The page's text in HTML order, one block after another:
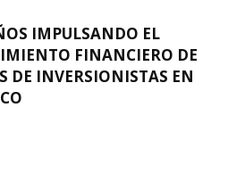
IMPULSANDO EL
FINANCIERO DE
DE INVERSIONISTAS EN